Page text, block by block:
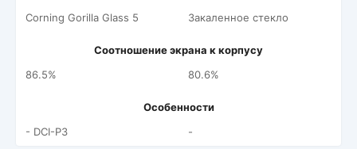
Corning Gorilla Glass 5
Закаленное стекло
Соотношение экрана к корпусу
86.5%
80.6%
Особенности
- DCI-P3
-